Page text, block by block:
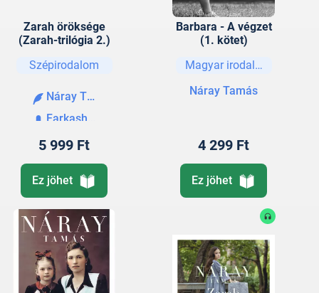
Zarah öröksége
(Zarah-trilógia 2.)
Szépirodalom
Náray Tamás
Farkasházi Réka
5 999 Ft
Ez jöhet
Barbara - A végzet
(1. kötet)
Magyar irodalom
Náray Tamás
4 299 Ft
Ez jöhet